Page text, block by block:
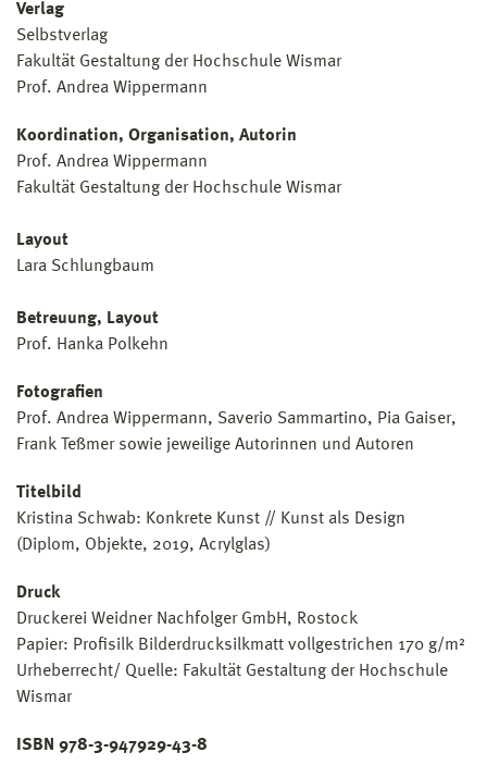
Verlag
Selbstverlag
Fakultät Gestaltung der Hochschule Wismar
Prof. Andrea Wippermann
Koordination, Organisation, Autorin
Prof. Andrea Wippermann
Fakultät Gestaltung der Hochschule Wismar
Layout
Lara Schlungbaum
Betreuung, Layout
Prof. Hanka Polkehn
Fotografien
Prof. Andrea Wippermann, Saverio Sammartino, Pia Gaiser,
Frank Teßmer sowie jeweilige Autorinnen und Autoren
Titelbild
Kristina Schwab: Konkrete Kunst // Kunst als Design
(Diplom, Objekte, 2019, Acrylglas)
Druck
Druckerei Weidner Nachfolger GmbH, Rostock
Papier: Profisilk Bilderdrucksilkmatt vollgestrichen 170 g/m²
Urheberrecht/ Quelle: Fakultät Gestaltung der Hochschule
Wismar
ISBN 978-3-947929-43-8